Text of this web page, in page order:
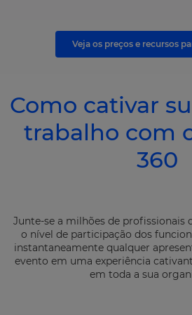
Veja os preços e recursos
Como cativar
trabalho com
360
Junte-se a milhões de profissionais
o nível de participação dos
instantaneamente qualquer
evento em uma experiência
em toda a sua